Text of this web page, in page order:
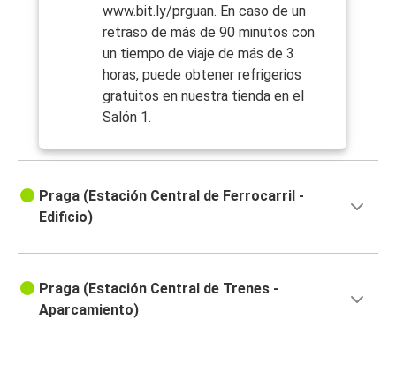
www.bit.ly/prguan. En caso de un
retraso de más de 90 minutos con
un tiempo de viaje de más de 3
horas, puede obtener refrigerios
gratuitos en nuestra tienda en el
Salón 1.
Praga (Estación Central de Ferrocarril -
Edificio)
Praga (Estación Central de Trenes -
Aparcamiento)